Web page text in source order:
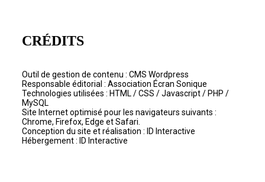
CRÉDITS
Outil de gestion de contenu : CMS Wordpress
Responsable éditorial : Association Écran Sonique
Technologies utilisées : HTML / CSS / Javascript / PHP /
MySQL
Site Internet optimisé pour les navigateurs suivants :
Chrome, Firefox, Edge et Safari.
Conception du site et réalisation : ID Interactive
Hébergement : ID Interactive